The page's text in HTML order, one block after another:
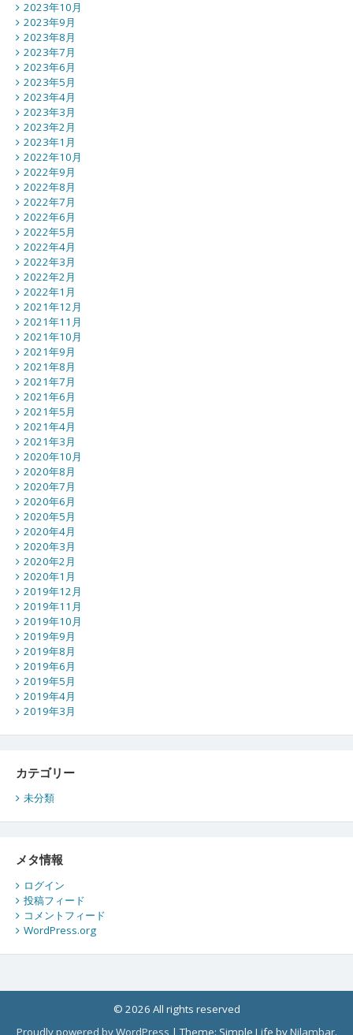
2023年10月
2023年9月
2023年8月
2023年7月
2023年6月
2023年5月
2023年4月
2023年3月
2023年2月
2023年1月
2022年10月
2022年9月
2022年8月
2022年7月
2022年6月
2022年5月
2022年4月
2022年3月
2022年2月
2022年1月
2021年12月
2021年11月
2021年10月
2021年9月
2021年8月
2021年7月
2021年6月
2021年5月
2021年4月
2021年3月
2020年10月
2020年8月
2020年7月
2020年6月
2020年5月
2020年4月
2020年3月
2020年2月
2020年1月
2019年12月
2019年11月
2019年10月
2019年9月
2019年8月
2019年6月
2019年5月
2019年4月
2019年3月
カテゴリー
未分類
メタ情報
ログイン
投稿フィード
コメントフィード
WordPress.org
© 2026 All rights reserved
Proudly powered by WordPress |Theme: Simple Life byNilambar.